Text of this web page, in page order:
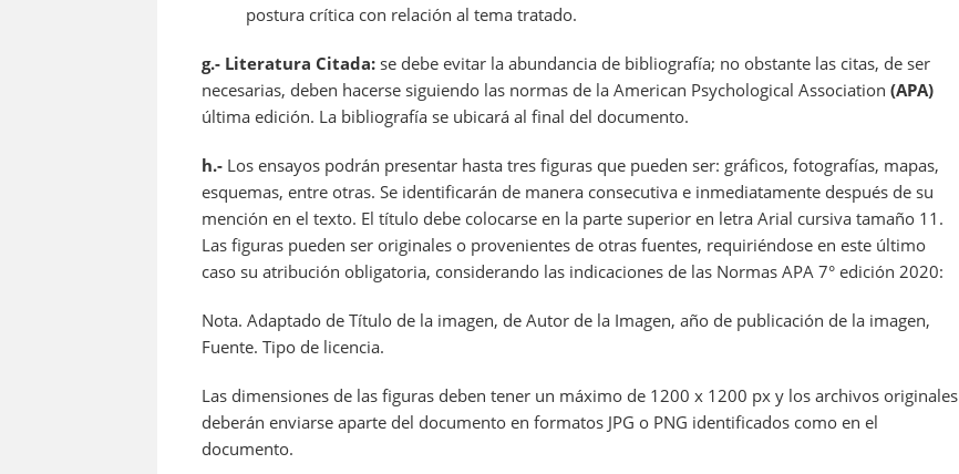
postura crítica con relación al tema tratado.
g.- Literatura Citada: se debe evitar la abundancia de bibliografía; no obstante las citas, de ser
necesarias, deben hacerse siguiendo las normas de la American Psychological Association (APA)
última edición. La bibliografía se ubicará al final del documento.
h.- Los ensayos podrán presentar hasta tres figuras que pueden ser: gráficos, fotografías, mapas,
esquemas, entre otras. Se identificarán de manera consecutiva e inmediatamente después de su
mención en el texto. El título debe colocarse en la parte superior en letra Arial cursiva tamaño 11.
Las figuras pueden ser originales o provenientes de otras fuentes, requiriéndose en este último
caso su atribución obligatoria, considerando las indicaciones de las Normas APA 7° edición 2020:
Nota. Adaptado de Título de la imagen, de Autor de la Imagen, año de publicación de la imagen,
Fuente. Tipo de licencia.
Las dimensiones de las figuras deben tener un máximo de 1200 x 1200 px y los archivos originales
deberán enviarse aparte del documento en formatos JPG o PNG identificados como en el
documento.